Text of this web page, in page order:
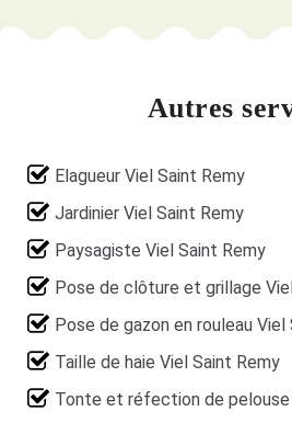
Autres
Elagueur Viel Saint Remy
Jardinier Viel Saint Remy
Paysagiste Viel Saint Remy
Pose de clôture et grillage
Pose de gazon en rouleau Viel
Taille de haie Viel Saint Remy
Tonte et réfection de pelouse